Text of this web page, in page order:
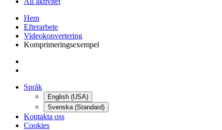
Hem
Efterarbete
Videokonvertering
Komprimeringsexempel
Språk
English (USA)
Svenska (Standard)
Kontakta oss
Cookies